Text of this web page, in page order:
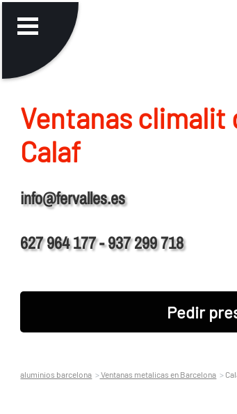
Ventanas climalit
Calaf
info@fervalles.es
627 964 177 - 937 299 718
Pedir
aluminios barcelona Ventanas metalicas en Barcelona